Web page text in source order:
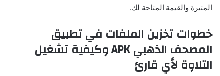
المثيرة والقيمة المتاحة لك.
خطوات تخزين الملفات في تطبيق
المصحف الذهبي APK وكيفية تشغيل
التلاوة لأي قارئ